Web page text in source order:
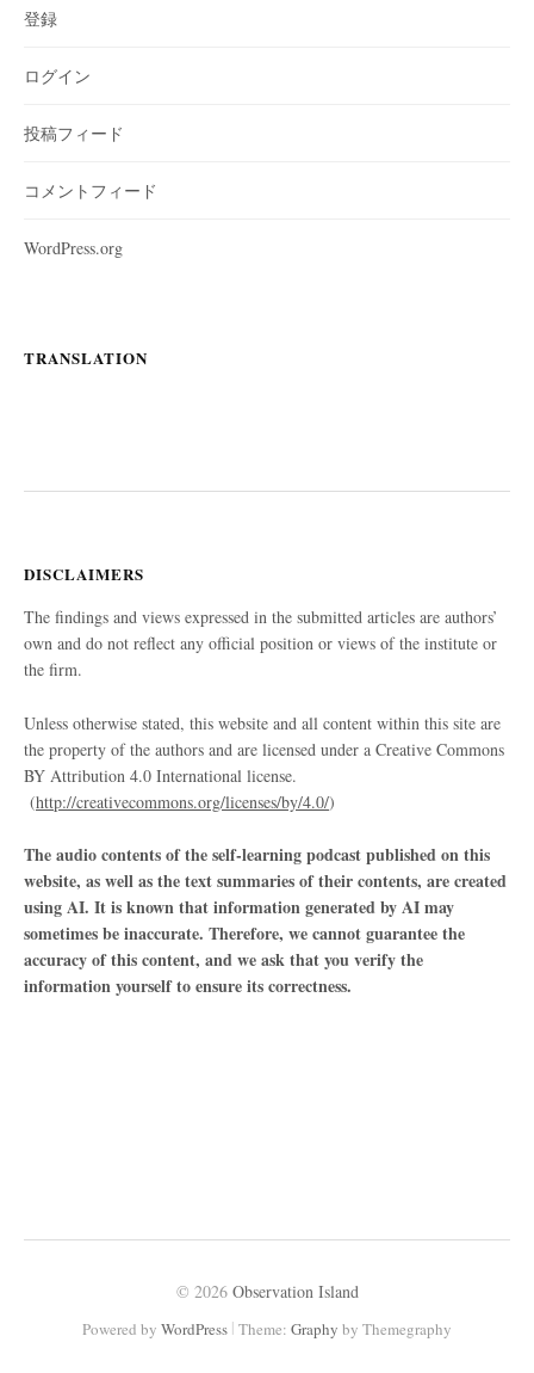
登録
ログイン
投稿フィード
コメントフィード
WordPress.org
TRANSLATION
DISCLAIMERS
The findings and views expressed in the submitted articles are authors’
own and do not reflect any official position or views of the institute or
the firm.
Unless otherwise stated, this website and all content within this site are
the property of the authors and are licensed under a Creative Commons
BY Attribution 4.0 International license.
(http://creativecommons.org/licenses/by/4.0/)
The audio contents of the self-learning podcast published on this
website, as well as the text summaries of their contents, are created
using AI. It is known that information generated by AI may
sometimes be inaccurate. Therefore, we cannot guarantee the
accuracy of this content, and we ask that you verify the
information yourself to ensure its correctness.
© 2026 Observation Island
Powered by WordPress | Theme: Graphy by Themegraphy